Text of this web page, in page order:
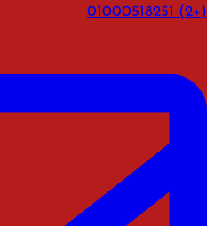
(+2) 01000518251